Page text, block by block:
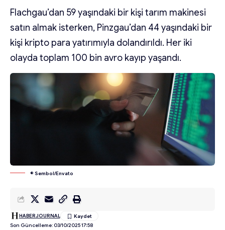
Flachgau’dan 59 yaşındaki bir kişi tarım makinesi
satın almak isterken, Pinzgau’dan 44 yaşındaki bir
kişi kripto para yatırımıyla dolandırıldı. Her iki
olayda toplam 100 bin avro kayıp yaşandı.
© Sembol/Envato
Son Güncelleme: 03/10/2025 17:58
HABERJOURNAL